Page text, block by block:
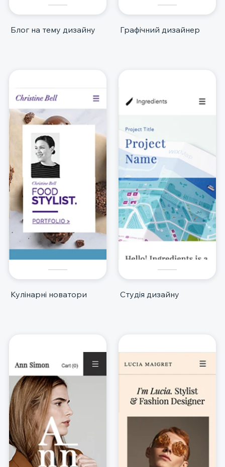
Блог на тему дизайну Графічний дизайнер
Кулінарні новатори Студія дизайну